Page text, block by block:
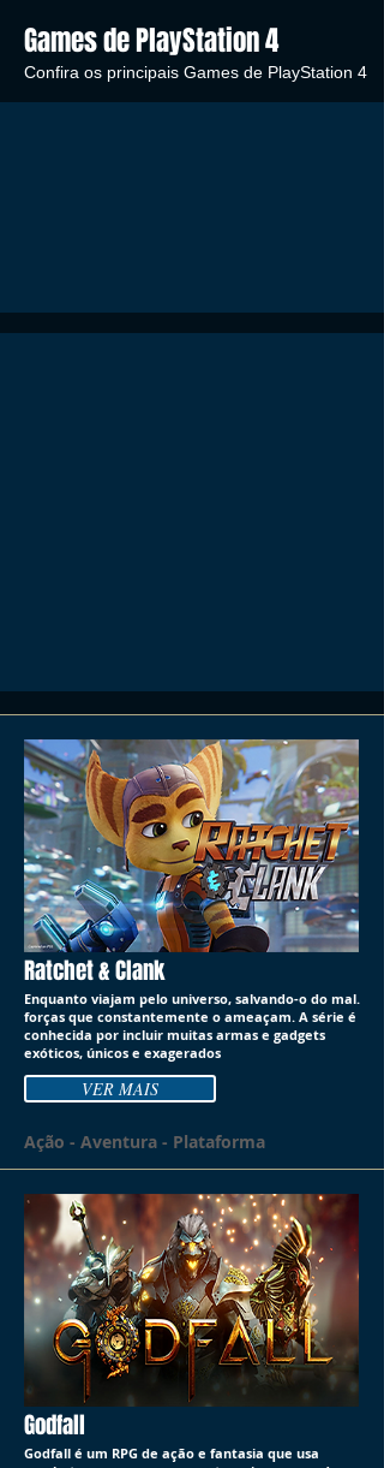
Games de PlayStation 4
Confira os principais Games de PlayStation 4
Ratchet & Clank
Enquanto viajam pelo universo, salvando-o do mal.
forças que constantemente o ameaçam. A série é
conhecida por incluir muitas armas e gadgets
exóticos, únicos e exagerados
VER MAIS
Ação - Aventura - Plataforma
Godfall
Godfall é um RPG de ação e fantasia que usa